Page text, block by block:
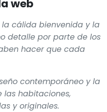
web
cálida bienvenida y la
detalle por parte de los
hacer que cada
contemporáneo y la
habitaciones,
y originales.